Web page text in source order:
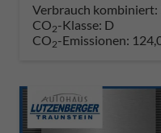
Verbrauch kombiniert:
CO2-Klasse: D
CO2-Emissionen: